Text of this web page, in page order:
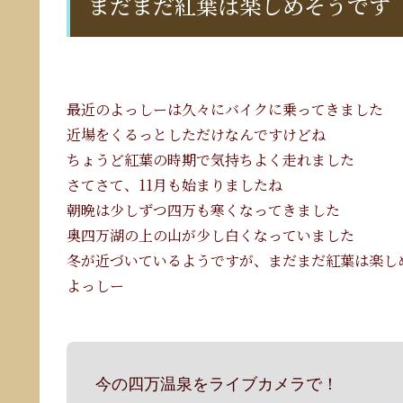
最近のよっしーは久々にバイクに乗ってきました
近場をくるっとしただけなんですけどね
ちょうど紅葉の時期で気持ちよく走れました
さてさて、11月も始まりましたね
朝晩は少しずつ四万も寒くなってきました
奥四万湖の上の山が少し白くなっていました
冬が近づいているようですが、まだまだ紅葉は楽し
よっしー
今の四万温泉をライブカメラで！